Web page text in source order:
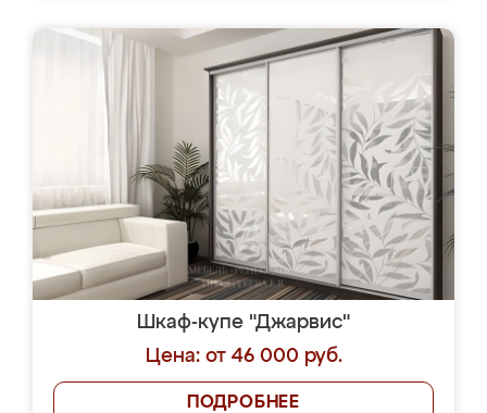
Шкаф-купе "Джарвис"
Цена: от 46 000 руб.
ПОДРОБНЕЕ